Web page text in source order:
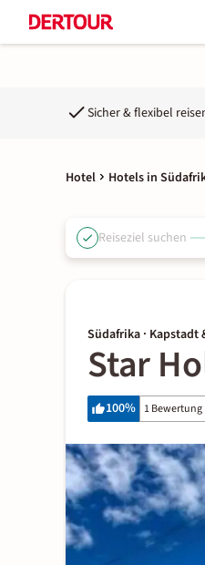
Sicher & flexibel
Hotel Hotels in
Reiseziel suchen
Südafrika · Kapstadt
Star
100% 1 Bewertung